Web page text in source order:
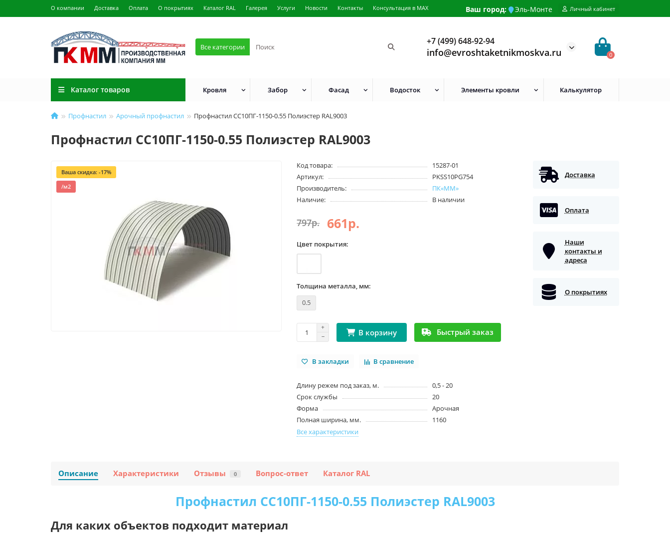
О компании Доставка Оплата О покрытиях Каталог RAL Галерея Услуги Новости Контакты Консультация в MAX Ваш город: Эль-Монте Личный кабинет
Все категории
+7 (499) 648-92-94
info@evroshtaketnikmoskva.ru 0
Каталог товаров Кровля Забор Фасад Водосток Элементы кровли Калькулятор
Профнастил Арочный профнастил Профнастил СС10ПГ-1150-0.55 Полиэстер RAL9003
Профнастил СС10ПГ-1150-0.55 Полиэстер RAL9003
Ваша скидка: -17%
/м2
Код товара:
15287-01
Артикул:
PKSS10PG754
Производитель:
ПК«ММ»
Наличие:
В наличии
797р. 661р.
Цвет покрытия:
Толщина металла, мм:
0.5
В корзину Быстрый заказ
В закладки В сравнение
Длину режем под заказ, м.
0,5 - 20
Срок службы
20
Форма
Арочная
Полная ширина, мм.
1160
Все характеристики
Доставка
Оплата
Наши
контакты и
адреса
О покрытиях
Описание Характеристики Отзывы 0 Вопрос-ответ Каталог RAL
Профнастил СС10ПГ-1150-0.55 Полиэстер RAL9003
Для каких объектов подходит материал